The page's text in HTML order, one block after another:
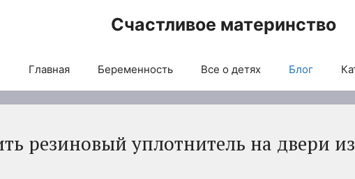
Счастливое материнство
Главная Беременность Все о детях Блог
резиновый уплотнитель на двери